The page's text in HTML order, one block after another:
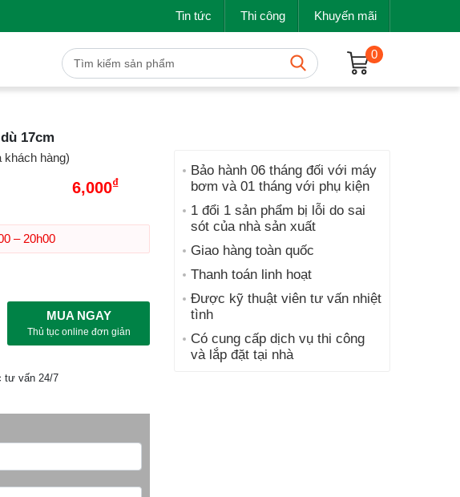
Tin tức Thi công Khuyến mãi
0
17cm
khách hàng)
6,500₫.6,000₫Giá
– 20h00
MUA NGAY
Thủ tục online đơn giản
tư vấn 24/7
Bảo hành 06 tháng đối với máy
bơm và 01 tháng với phụ kiện
1 đổi 1 sản phẩm bị lỗi do sai
sót của nhà sản xuất
Giao hàng toàn quốc
Thanh toán linh hoạt
Được kỹ thuật viên tư vấn nhiệt
tình
Có cung cấp dịch vụ thi công
và lắp đặt tại nhà